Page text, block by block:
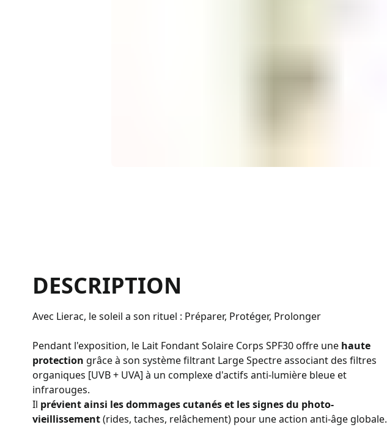
DESCRIPTION
Avec Lierac, le soleil a son rituel : Préparer, Protéger, Prolonger
Pendant l'exposition, le Lait Fondant Solaire Corps SPF30 offre une haute
protection grâce à son système filtrant Large Spectre associant des filtres
organiques [UVB + UVA] à un complexe d'actifs anti-lumière bleue et
infrarouges.
Il prévient ainsi les dommages cutanés et les signes du photo-
vieillissement(rides, taches, relâchement) pour une action anti-âge globale.